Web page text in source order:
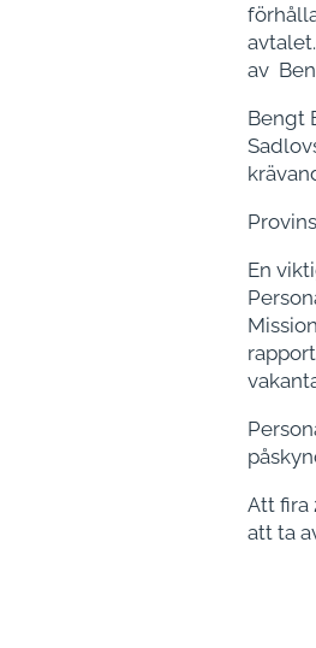
av
Bengt
En
Att fira
att ta